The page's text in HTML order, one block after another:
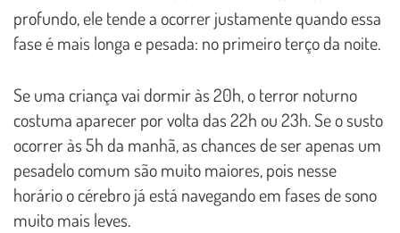
profundo, ele tende a ocorrer justamente quando essa
fase é mais longa e pesada: no primeiro terço da noite.
Se uma criança vai dormir às 20h, o terror noturno
costuma aparecer por volta das 22h ou 23h. Se o susto
ocorrer às 5h da manhã, as chances de ser apenas um
pesadelo comum são muito maiores, pois nesse
horário o cérebro já está navegando em fases de sono
muito mais leves.